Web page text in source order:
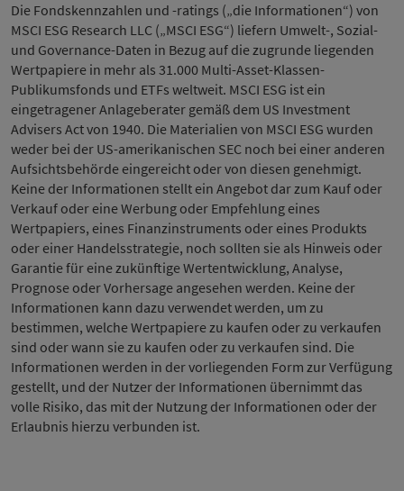
Die Fondskennzahlen und -ratings („die Informationen“) von
MSCI ESG Research LLC („MSCI ESG“) liefern Umwelt-, Sozial-
und Governance-Daten in Bezug auf die zugrunde liegenden
Wertpapiere in mehr als 31.000 Multi-Asset-Klassen-
Publikumsfonds und ETFs weltweit. MSCI ESG ist ein
eingetragener Anlageberater gemäß dem US Investment
Advisers Act von 1940. Die Materialien von MSCI ESG wurden
weder bei der US-amerikanischen SEC noch bei einer anderen
Aufsichtsbehörde eingereicht oder von diesen genehmigt.
Keine der Informationen stellt ein Angebot dar zum Kauf oder
Verkauf oder eine Werbung oder Empfehlung eines
Wertpapiers, eines Finanzinstruments oder eines Produkts
oder einer Handelsstrategie, noch sollten sie als Hinweis oder
Garantie für eine zukünftige Wertentwicklung, Analyse,
Prognose oder Vorhersage angesehen werden. Keine der
Informationen kann dazu verwendet werden, um zu
bestimmen, welche Wertpapiere zu kaufen oder zu verkaufen
sind oder wann sie zu kaufen oder zu verkaufen sind. Die
Informationen werden in der vorliegenden Form zur Verfügung
gestellt, und der Nutzer der Informationen übernimmt das
volle Risiko, das mit der Nutzung der Informationen oder der
Erlaubnis hierzu verbunden ist.